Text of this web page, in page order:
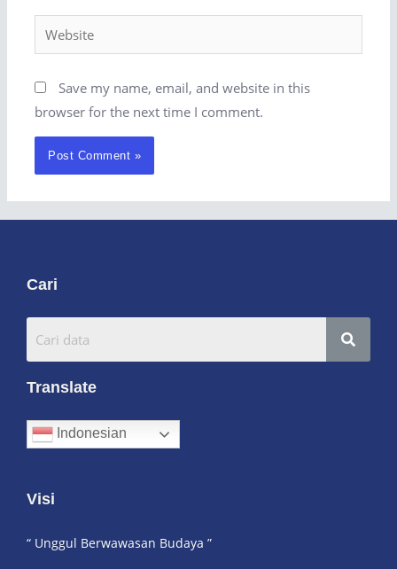
Save my name, email, and website in this
browser for the next time I comment.
Visi
“ Unggul Berwawasan Budaya ”
Cari
Translate
Indonesian